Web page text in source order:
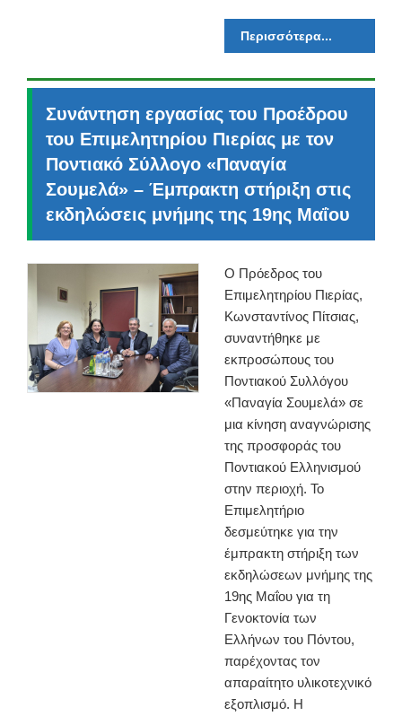
Περισσότερα...
Συνάντηση εργασίας του Προέδρου
του Επιμελητηρίου Πιερίας με τον
Ποντιακό Σύλλογο «Παναγία
Σουμελά» – Έμπρακτη στήριξη στις
εκδηλώσεις μνήμης της 19ης Μαΐου
Ο Πρόεδρος του
Επιμελητηρίου Πιερίας,
Κωνσταντίνος Πίτσιας,
συναντήθηκε με
εκπροσώπους του
Ποντιακού Συλλόγου
«Παναγία Σουμελά» σε
μια κίνηση αναγνώρισης
της προσφοράς του
Ποντιακού Ελληνισμού
στην περιοχή. Το
Επιμελητήριο
δεσμεύτηκε για την
έμπρακτη στήριξη των
εκδηλώσεων μνήμης της
19ης Μαΐου για τη
Γενοκτονία των
Ελλήνων του Πόντου,
παρέχοντας τον
απαραίτητο υλικοτεχνικό
εξοπλισμό. Η